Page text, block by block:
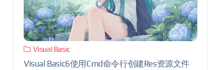
Visual Basic
Visual Basic6使用Cmd命令行创建Res资源文件